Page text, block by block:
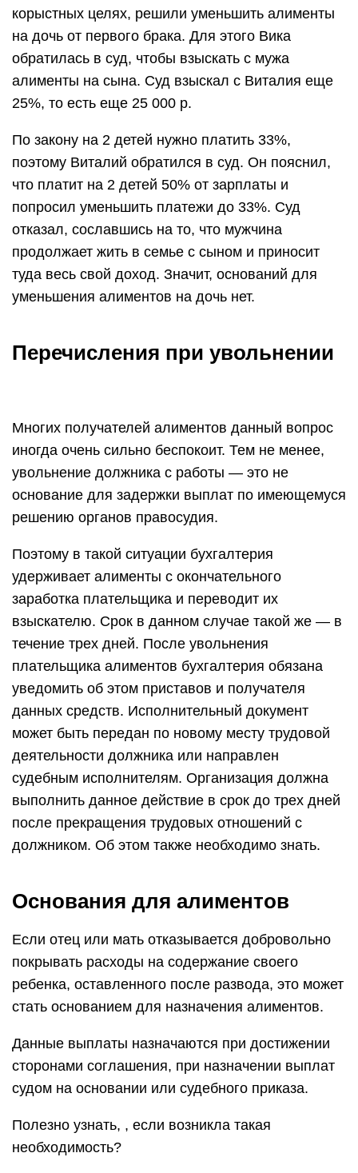
корыстных целях, решили уменьшить алименты
на дочь от первого брака. Для этого Вика
обратилась в суд, чтобы взыскать с мужа
алименты на сына. Суд взыскал с Виталия еще
25%, то есть еще 25 000 р.
По закону на 2 детей нужно платить 33%,
поэтому Виталий обратился в суд. Он пояснил,
что платит на 2 детей 50% от зарплаты и
попросил уменьшить платежи до 33%. Суд
отказал, сославшись на то, что мужчина
продолжает жить в семье с сыном и приносит
туда весь свой доход. Значит, оснований для
уменьшения алиментов на дочь нет.
Перечисления при увольнении
Многих получателей алиментов данный вопрос
иногда очень сильно беспокоит. Тем не менее,
увольнение должника с работы — это не
основание для задержки выплат по имеющемуся
решению органов правосудия.
Поэтому в такой ситуации бухгалтерия
удерживает алименты с окончательного
заработка плательщика и переводит их
взыскателю. Срок в данном случае такой же — в
течение трех дней. После увольнения
плательщика алиментов бухгалтерия обязана
уведомить об этом приставов и получателя
данных средств. Исполнительный документ
может быть передан по новому месту трудовой
деятельности должника или направлен
судебным исполнителям. Организация должна
выполнить данное действие в срок до трех дней
после прекращения трудовых отношений с
должником. Об этом также необходимо знать.
Основания для алиментов
Если отец или мать отказывается добровольно
покрывать расходы на содержание своего
ребенка, оставленного после развода, это может
стать основанием для назначения алиментов.
Данные выплаты назначаются при достижении
сторонами соглашения, при назначении выплат
судом на основании или судебного приказа.
Полезно узнать, , если возникла такая
необходимость?